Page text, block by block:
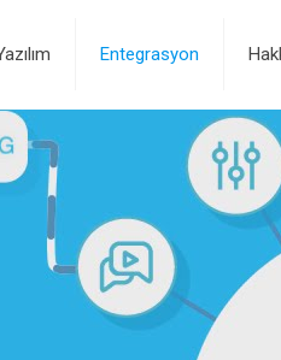
Entegrasyon